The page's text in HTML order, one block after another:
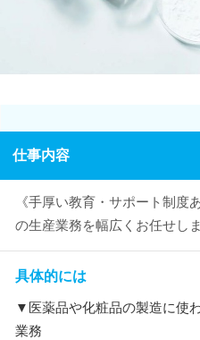
仕事内容
《手厚い教育・サポート制
の生産業務を幅広くお任せしま
具体的には
▼医薬品や化粧品の製造に使
業務